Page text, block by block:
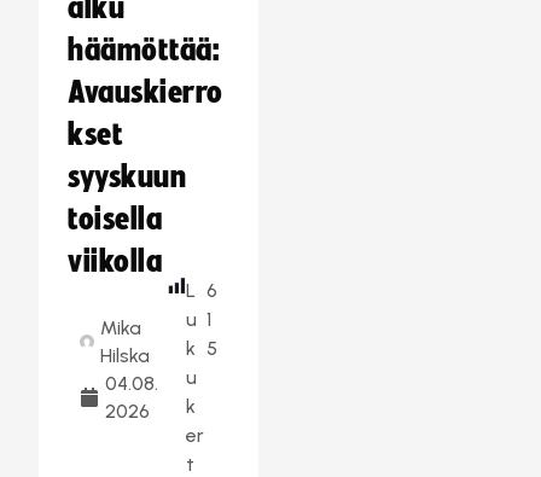
alku
häämöttää:
Avauskierro
kset
syyskuun
toisella
viikolla
Mika
Hilska
04.08.
2026
L
u
k
u
k
er
t
6
1
5